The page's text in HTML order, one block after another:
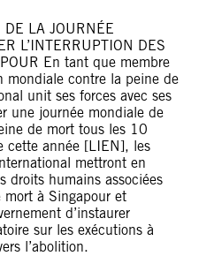
DE LA JOURNÉE
L’INTERRUPTION DES
En tant que membre
mondiale contre la peine de
unit ses forces avec ses
une journée mondiale de
de mort tous les 10
cette année [LIEN], les
mettront en
droits humains associées
à Singapour et
d’instaurer
sur les exécutions à
l’abolition.